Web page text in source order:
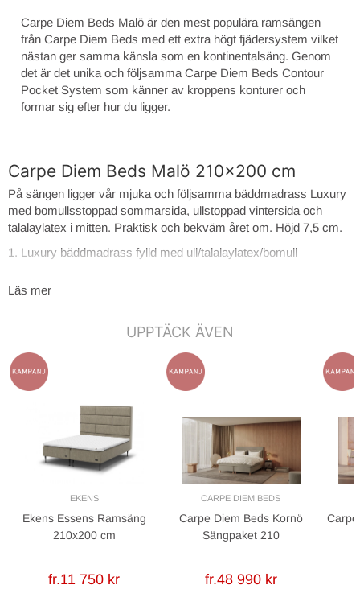
Carpe Diem Beds Malö är den mest populära ramsängen
från Carpe Diem Beds med ett extra högt fjädersystem vilket
nästan ger samma känsla som en kontinentalsäng. Genom
det är det unika och följsamma Carpe Diem Beds Contour
Pocket System som känner av kroppens konturer och
formar sig efter hur du ligger.
Carpe Diem Beds Malö 210x200 cm
På sängen ligger vår mjuka och följsamma bäddmadrass Luxury
med bomullsstoppad sommarsida, ullstoppad vintersida och
talalaylatex i mitten. Praktisk och bekväm året om. Höjd 7,5 cm.
1. Luxury bäddmadrass fylld med ull/talalaylatex/bomull
4. Värmebehandlad pocket 13 cm
5. Sängram av svensk furu med nedsänkta ribbor
Höjd inkl. bäddmadrass: 40 cm
Rekommenderad benhöjd: 17 cm
Läs mer
UPPTÄCK ÄVEN
EKENS
Ekens Essens Ramsäng
210x200 cm
fr.11 750 kr
CARPE DIEM BEDS
Carpe Diem Beds Kornö
Sängpaket 210
fr.48 990 kr